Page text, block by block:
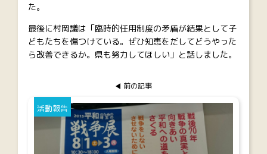
た。
最後に村岡議は「臨時的任用制度の矛盾が結果として子
どもたちを傷つけている。ぜひ知恵をだしてどうやった
ら改善できるか。県も努力してほしい」と話しました。
前の記事
活動報告